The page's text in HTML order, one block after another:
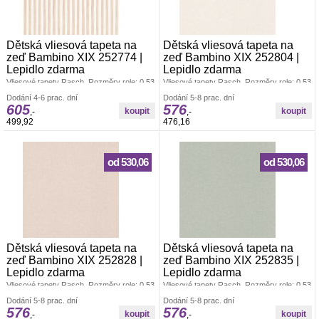
Dětská vliesová tapeta na
zeď Bambino XIX 252774 |
Lepidlo zdarma
Vliesové tapety Rasch. Rozměry role: 0,53
Lepidlem se natírá pouze zeď. Vliesové
tapety na zeď se vyznačují dobrou
prodyšností, mechanickou odolností a
schopností zakrytí jemných prasklin.
Dodání 4-6 prac. dní
605,-
499,92
Dětská vliesová tapeta na
zeď Bambino XIX 252804 |
Lepidlo zdarma
Vliesové tapety Rasch. Rozměry role: 0,53
Lepidlem se natírá pouze zeď. Vliesové
tapety na zeď se vyznačují dobrou
prodyšností, mechanickou odolností a
schopností zakrytí jemných prasklin.
Dodání 5-8 prac. dní
576,-
476,16
Dětská vliesová tapeta na
zeď Bambino XIX 252828 |
Lepidlo zdarma
Vliesové tapety Rasch. Rozměry role: 0,53
Lepidlem se natírá pouze zeď. Vliesové
tapety na zeď se vyznačují dobrou
od 530,06
Dodání 5-8 prac. dní
576 ,-
Dětská vliesová tapeta na
zeď Bambino XIX 252835 |
Lepidlo zdarma
Vliesové tapety Rasch. Rozměry role: 0,53
Lepidlem se natírá pouze zeď. Vliesové
tapety na zeď se vyznačují dobrou
od 530,06
Dodání 5-8 prac. dní
576,-